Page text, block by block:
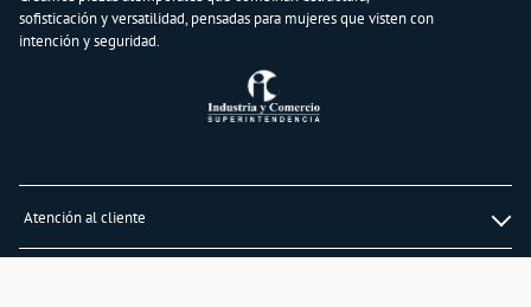
TELA 1 : VISCOZA
68% NYLON
sofisticación y versatilidad, pensadas para mujeres que visten con
intención y seguridad.
Atención al cliente